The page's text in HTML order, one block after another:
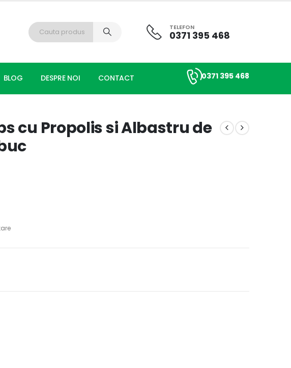
TELEFON
0371 395 468
BLOG DESPRE NOI CONTACT 0371 395 468
cu Propolis si Albastru de